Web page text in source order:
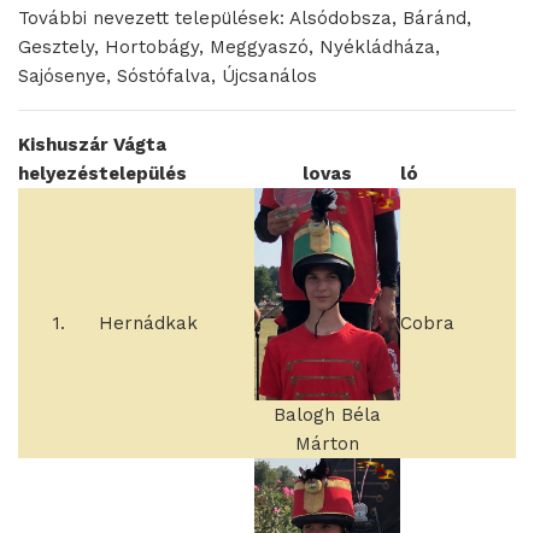
További nevezett települések: Alsódobsza, Báránd,
Gesztely, Hortobágy, Meggyaszó, Nyékládháza,
Sajósenye, Sóstófalva, Újcsanálos
Kishuszár Vágta
helyezéstelepülés lovas ló
1. Hernádkak
Balogh Béla
Márton
Cobra